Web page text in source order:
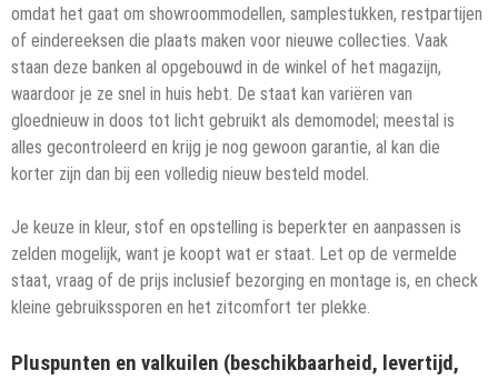
omdat het gaat om showroommodellen, samplestukken, restpartijen
of eindereeksen die plaats maken voor nieuwe collecties. Vaak
staan deze banken al opgebouwd in de winkel of het magazijn,
waardoor je ze snel in huis hebt. De staat kan variëren van
gloednieuw in doos tot licht gebruikt als demomodel; meestal is
alles gecontroleerd en krijg je nog gewoon garantie, al kan die
korter zijn dan bij een volledig nieuw besteld model.
Je keuze in kleur, stof en opstelling is beperkter en aanpassen is
zelden mogelijk, want je koopt wat er staat. Let op de vermelde
staat, vraag of de prijs inclusief bezorging en montage is, en check
kleine gebruikssporen en het zitcomfort ter plekke.
Pluspunten en valkuilen (beschikbaarheid, levertijd,